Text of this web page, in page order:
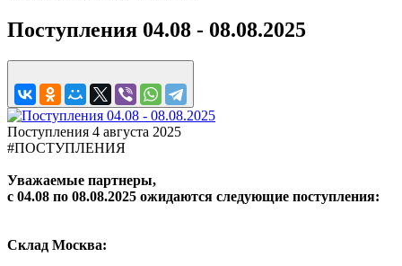
Поступления 04.08 - 08.08.2025
Поступления 4 августа 2025
#ПОСТУПЛЕНИЯ
Уважаемые партнеры,
с 04.08 по 08.08.2025 ожидаются следующие поступления:
Склад Москва: